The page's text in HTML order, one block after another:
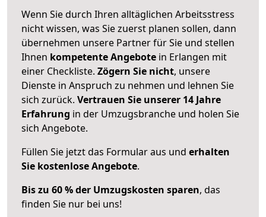
Wenn Sie durch Ihren alltäglichen Arbeitsstress
nicht wissen, was Sie zuerst planen sollen, dann
übernehmen unsere Partner für Sie und stellen
Ihnen kompetente Angebote in Erlangen mit
einer Checkliste. Zögern Sie nicht, unsere
Dienste in Anspruch zu nehmen und lehnen Sie
sich zurück. Vertrauen Sie unserer 14 Jahre
Erfahrung in der Umzugsbranche und holen Sie
sich Angebote.
Füllen Sie jetzt das Formular aus und erhalten
Sie kostenlose Angebote.
Bis zu 60 % der Umzugskosten sparen, das
finden Sie nur bei uns!